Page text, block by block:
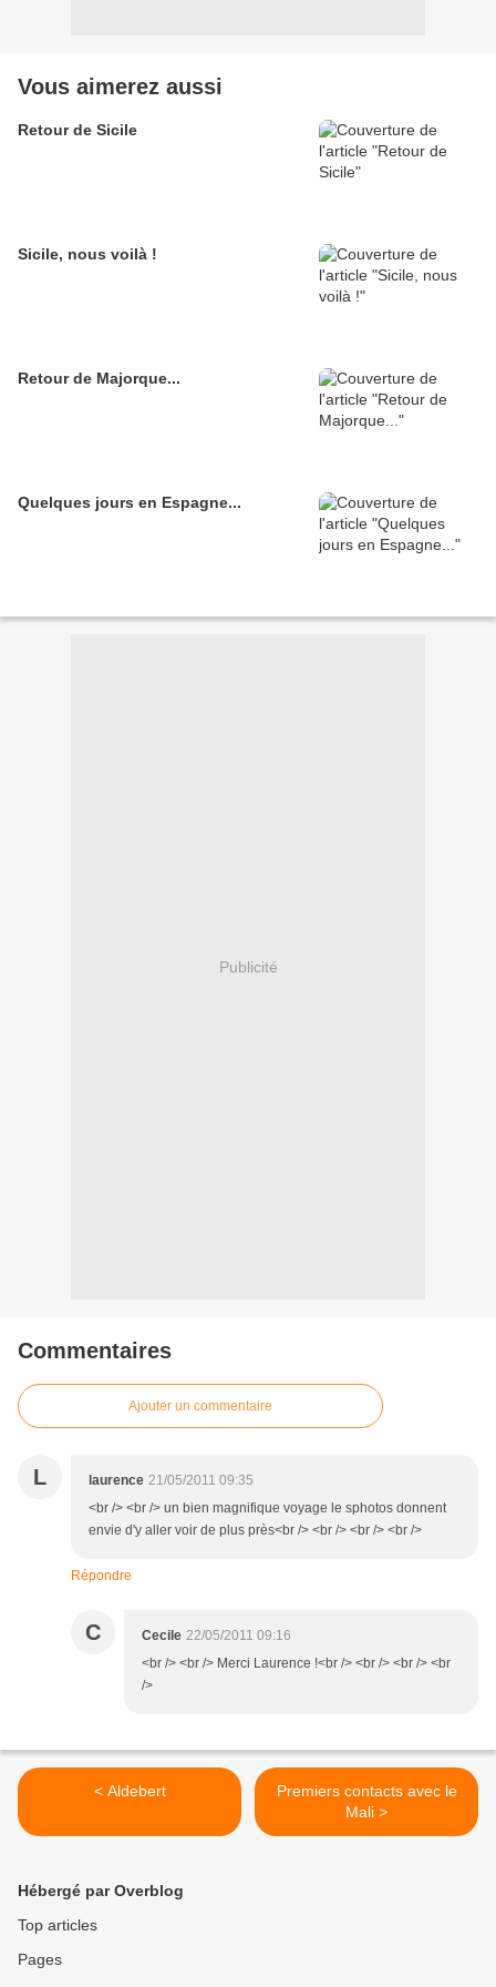
Vous aimerez aussi
Retour de Sicile
Sicile, nous voilà !
Retour de Majorque...
Quelques jours en Espagne...
Publicité
Commentaires
Ajouter un commentaire
L laurence 21/05/2011 09:35
<br /> <br /> un bien magnifique voyage le sphotos donnent
envie d'y aller voir de plus près<br /> <br /> <br /> <br />
Répondre
C Cecile 22/05/2011 09:16
<br /> <br /> Merci Laurence !<br /> <br /> <br /> <br
/>
< Aldebert
Premiers contacts avec le
Mali >
Hébergé par Overblog
Top articles
Pages